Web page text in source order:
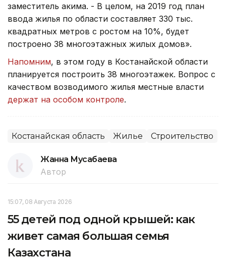
заместитель акима. - В целом, на 2019 год план
ввода жилья по области составляет 330 тыс.
квадратных метров с ростом на 10%, будет
построено 38 многоэтажных жилых домов».
Напомним, в этом году в Костанайской области
планируется построить 38 многоэтажек. Вопрос с
качеством возводимого жилья местные власти
держат на особом контроле.
Костанайская область Жилье Строительство
Жанна Мусабаева
Автор
15:07, 08 Августа 2026
55 детей под одной крышей: как
живет самая большая семья
Казахстана